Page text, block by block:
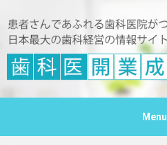
Menu